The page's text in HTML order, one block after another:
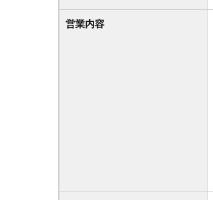
営業内容